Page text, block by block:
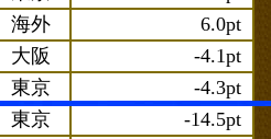
海外
6.0pt
大阪
-4.1pt
東京
-4.3pt
東京
-14.5pt